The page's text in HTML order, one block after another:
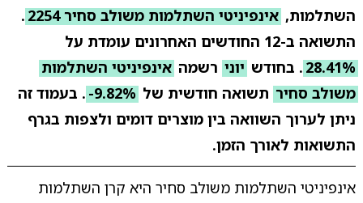
השתלמות, אינפיניטי השתלמות משולב סחיר 2254
.
התשואה ב-12 החודשים האחרונים עומדת על
28.41% . בחודש יוני רשמה אינפיניטי השתלמות
משולב סחיר תשואה חודשית של -9.82% . בעמוד זה
ניתן לערוך השוואה בין מוצרים דומים ולצפות בגרף
התשואות לאורך הזמן.
אינפיניטי השתלמות משולב סחיר היא קרן השתלמות